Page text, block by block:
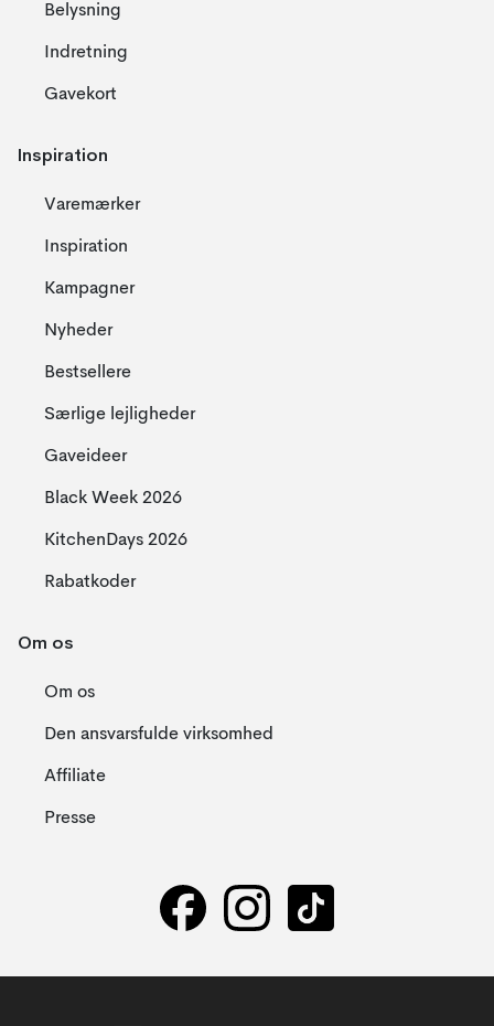
Belysning
Indretning
Gavekort
Inspiration
Varemærker
Inspiration
Kampagner
Nyheder
Bestsellere
Særlige lejligheder
Gaveideer
Black Week 2026
KitchenDays 2026
Rabatkoder
Om os
Om os
Den ansvarsfulde virksomhed
Affiliate
Presse